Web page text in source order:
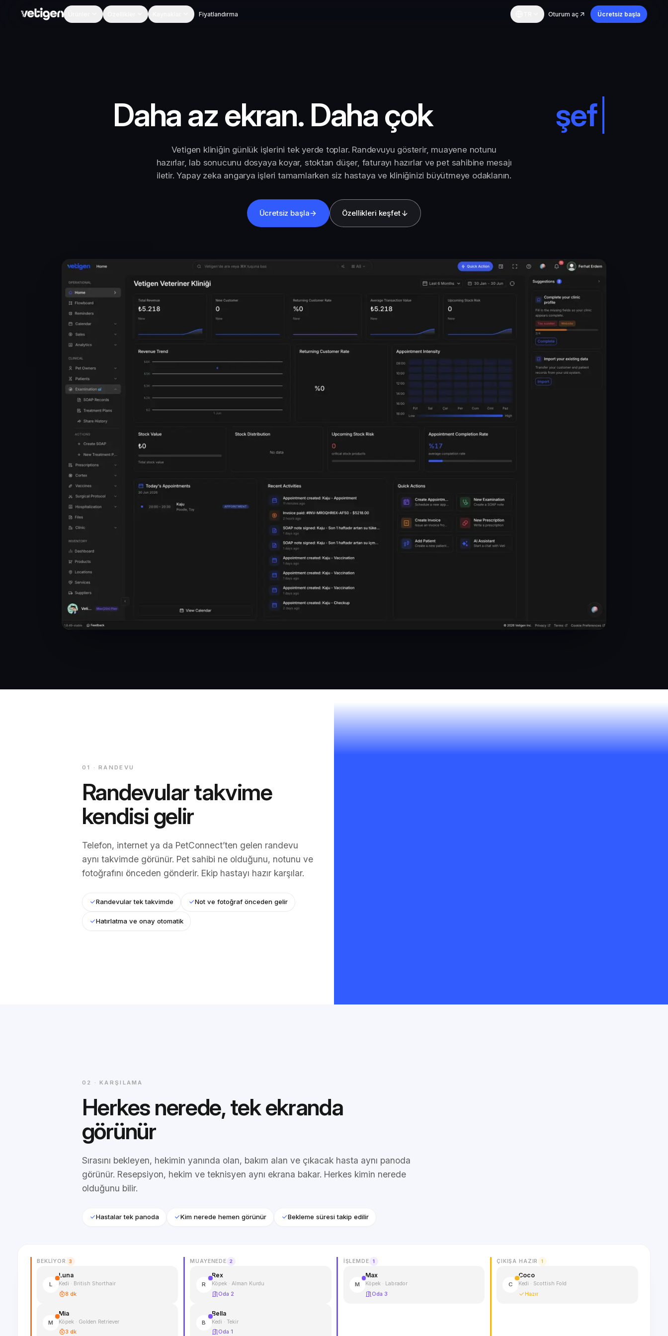
Fiyatlandırma Oturum aç Ücretsiz başla
Daha az ekran. Daha çok şefkat
Vetigen kliniğin günlük işlerini tek yerde toplar. Randevuyu gösterir, muayene notunu
hazırlar, lab sonucunu dosyaya koyar, stoktan düşer, faturayı hazırlar ve pet sahibine mesajı
iletir. Yapay zeka angarya işleri tamamlarken siz hastaya ve kliniğinizi büyütmeye odaklanın.
Ücretsiz başla Özellikleri keşfet
01 · RANDEVU
Randevular takvime
kendisi gelir
Telefon, internet ya da PetConnect’ten gelen randevu
aynı takvimde görünür. Pet sahibi ne olduğunu, notunu ve
fotoğrafını önceden gönderir. Ekip hastayı hazır karşılar.
Randevular tek takvimde Not ve fotoğraf önceden gelir
Hatırlatma ve onay otomatik
02 · KARŞILAMA
Herkes nerede, tek ekranda
görünür
Sırasını bekleyen, hekimin yanında olan, bakım alan ve çıkacak hasta aynı panoda
görünür. Resepsiyon, hekim ve teknisyen aynı ekrana bakar. Herkes kimin nerede
olduğunu bilir.
Hastalar tek panoda Kim nerede hemen görünür Bekleme süresi takip edilir
BEKLIYOR 3
L
Luna
Kedi · British Shorthair
8 dk
M
Mia
Köpek · Golden Retriever
3 dk
MUAYENEDE 2
R
Rex
Köpek · Alman Kurdu
Oda 2
B
Bella
Kedi · Tekir
Oda 1
İŞLEMDE 1
M
Max
Köpek · Labrador
Oda 3
ÇIKIŞA HAZIR 1
C
Coco
Kedi · Scottish Fold
Hazır